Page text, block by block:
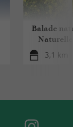
Balade
3,1 km